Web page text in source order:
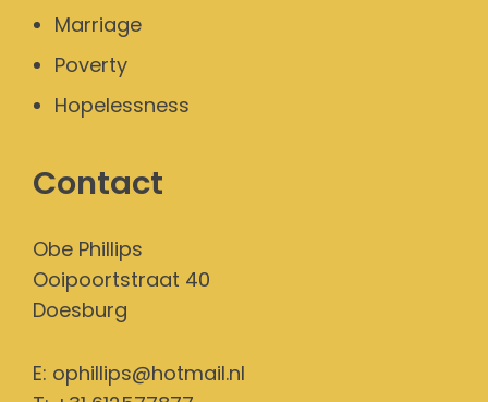
Marriage
Poverty
Hopelessness
Contact
Obe Phillips
Ooipoortstraat 40
Doesburg
E: ophillips@hotmail.nl